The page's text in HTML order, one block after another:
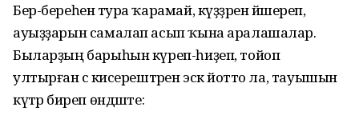
Бер-береһенә тура ҡарамай, күҙҙәрен йәшереп,
ауыҙҙарын самалап асып ҡына аралашалар.
Быларҙың барыһын күреп-һиҙеп, тойоп
ултырған әсә кисерештәрен эскә йотто ла, тауышын
күтәрә биреп өндәште: